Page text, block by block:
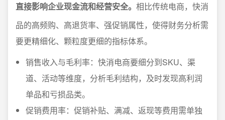
直接影响企业现金流和经营安全。 相比传统电商，快消
品的高频购、高退货率、强促销属性，使得财务分析需
要更精细化、颗粒度更细的指标体系。
销售收入与毛利率：快消电商要细分到SKU、渠
道、活动等维度，分析毛利结构，及时发现高利润
单品和亏损品类。
促销费用率：促销补贴、满减、返现等费用需单独